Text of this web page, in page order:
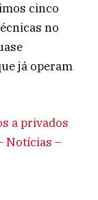
cinco
no
já operam
a privados
Notícias –